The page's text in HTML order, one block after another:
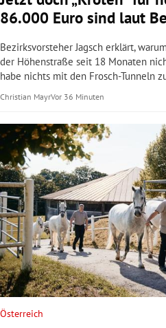
86.000 Euro sind laut
Bezirksvorsteher Jagsch erklärt,
der Höhenstraße seit 18 Monaten
habe nichts mit den Frosch-Tunneln
Christian MayrVor 36 Minuten
Österreich